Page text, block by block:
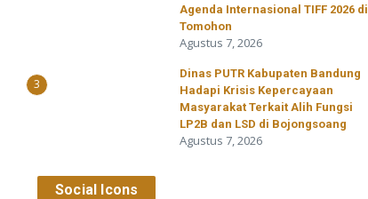
Agenda Internasional TIFF 2026 di
Tomohon
Agustus 7, 2026
3
Dinas PUTR Kabupaten Bandung
Hadapi Krisis Kepercayaan
Masyarakat Terkait Alih Fungsi
LP2B dan LSD di Bojongsoang
Agustus 7, 2026
Social Icons